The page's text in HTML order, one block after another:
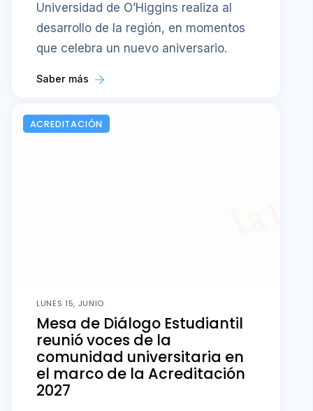
Universidad de O’Higgins realiza al
desarrollo de la región, en momentos
que celebra un nuevo aniversario.
Saber más
ACREDITACIÓN
LUNES 15, JUNIO
Mesa de Diálogo Estudiantil
reunió voces de la
comunidad universitaria en
el marco de la Acreditación
2027